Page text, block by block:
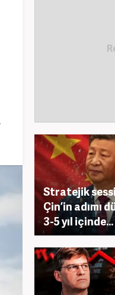
Stratejik
Çin’in adımı
3-5 yıl içinde...